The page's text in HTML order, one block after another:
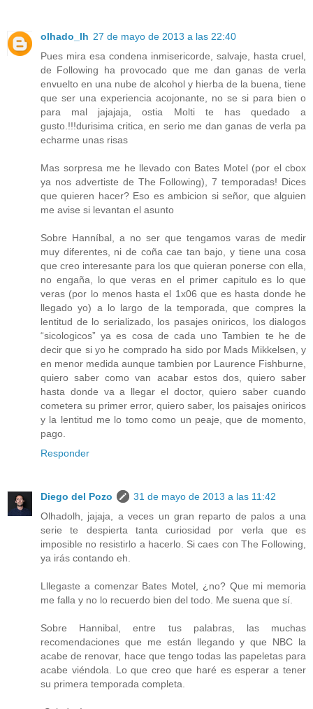
olhado_lh 27 de mayo de 2013 a las 22:40
Pues mira esa condena inmisericorde, salvaje, hasta cruel,
de Following ha provocado que me dan ganas de verla
envuelto en una nube de alcohol y hierba de la buena, tiene
que ser una experiencia acojonante, no se si para bien o
para mal jajajaja, ostia Molti te has quedado a
gusto.!!!durisima critica, en serio me dan ganas de verla pa
echarme unas risas
Mas sorpresa me he llevado con Bates Motel (por el cbox
ya nos advertiste de The Following), 7 temporadas! Dices
que quieren hacer? Eso es ambicion si señor, que alguien
me avise si levantan el asunto
Sobre Hanníbal, a no ser que tengamos varas de medir
muy diferentes, ni de coña cae tan bajo, y tiene una cosa
que creo interesante para los que quieran ponerse con ella,
no engaña, lo que veras en el primer capitulo es lo que
veras (por lo menos hasta el 1x06 que es hasta donde he
llegado yo) a lo largo de la temporada, que compres la
lentitud de lo serializado, los pasajes oniricos, los dialogos
“sicologicos” ya es cosa de cada uno Tambien te he de
decir que si yo he comprado ha sido por Mads Mikkelsen, y
en menor medida aunque tambien por Laurence Fishburne,
quiero saber como van acabar estos dos, quiero saber
hasta donde va a llegar el doctor, quiero saber cuando
cometera su primer error, quiero saber, los paisajes oniricos
y la lentitud me lo tomo como un peaje, que de momento,
pago.
Responder
Diego del Pozo
31 de mayo de 2013 a las 11:42
Olhadolh, jajaja, a veces un gran reparto de palos a una
serie te despierta tanta curiosidad por verla que es
imposible no resistirlo a hacerlo. Si caes con The Following,
ya irás contando eh.
Lllegaste a comenzar Bates Motel, ¿no? Que mi memoria
me falla y no lo recuerdo bien del todo. Me suena que sí.
Sobre Hannibal, entre tus palabras, las muchas
recomendaciones que me están llegando y que NBC la
acabe de renovar, hace que tengo todas las papeletas para
acabe viéndola. Lo que creo que haré es esperar a tener
su primera temporada completa.